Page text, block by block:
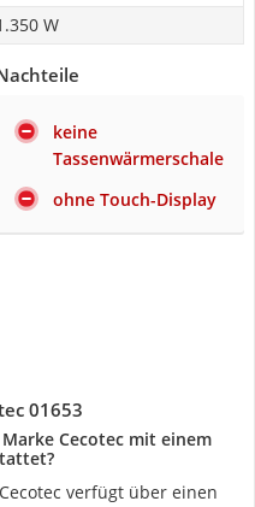
W
keine
Tassenwärmerschale
ohne Touch-Display
01653
Cecotec mit einem
verfügt über einen